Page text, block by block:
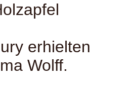
erhielten
Wolff.